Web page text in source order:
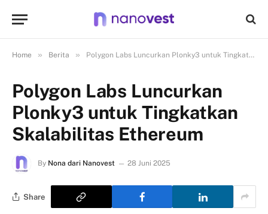
Home » Berita » Polygon Labs Luncurkan Plonky3 untuk Tingkatkan Skalabilitas Ethereum
Polygon Labs Luncurkan
Plonky3 untuk Tingkatkan
Skalabilitas Ethereum
By Nona dari Nanovest 28 Juni 2025
Share